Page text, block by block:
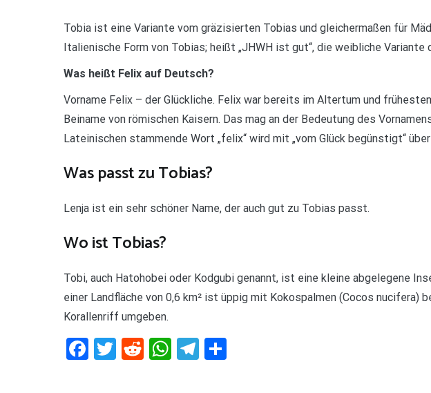
Tobia ist eine Variante vom gräzisierten Tobias und gleichermaßen für
Italienische Form von Tobias; heißt „JHWH ist gut“, die weibliche Variante
Was heißt Felix auf Deutsch?
Vorname Felix – der Glückliche. Felix war bereits im Altertum und
Beiname von römischen Kaisern. Das mag an der Bedeutung des
Lateinischen stammende Wort „felix“ wird mit „vom Glück begünstigt“
Was passt zu Tobias?
Lenja ist ein sehr schöner Name, der auch gut zu Tobias passt.
Wo ist Tobias?
Tobi, auch Hatohobei oder Kodgubi genannt, ist eine kleine abgelegene
einer Landfläche von 0,6 km² ist üppig mit Kokospalmen (Cocos nucifera)
Korallenriff umgeben.
Facebook
Twitter
RedditWhatsApp
Telegram